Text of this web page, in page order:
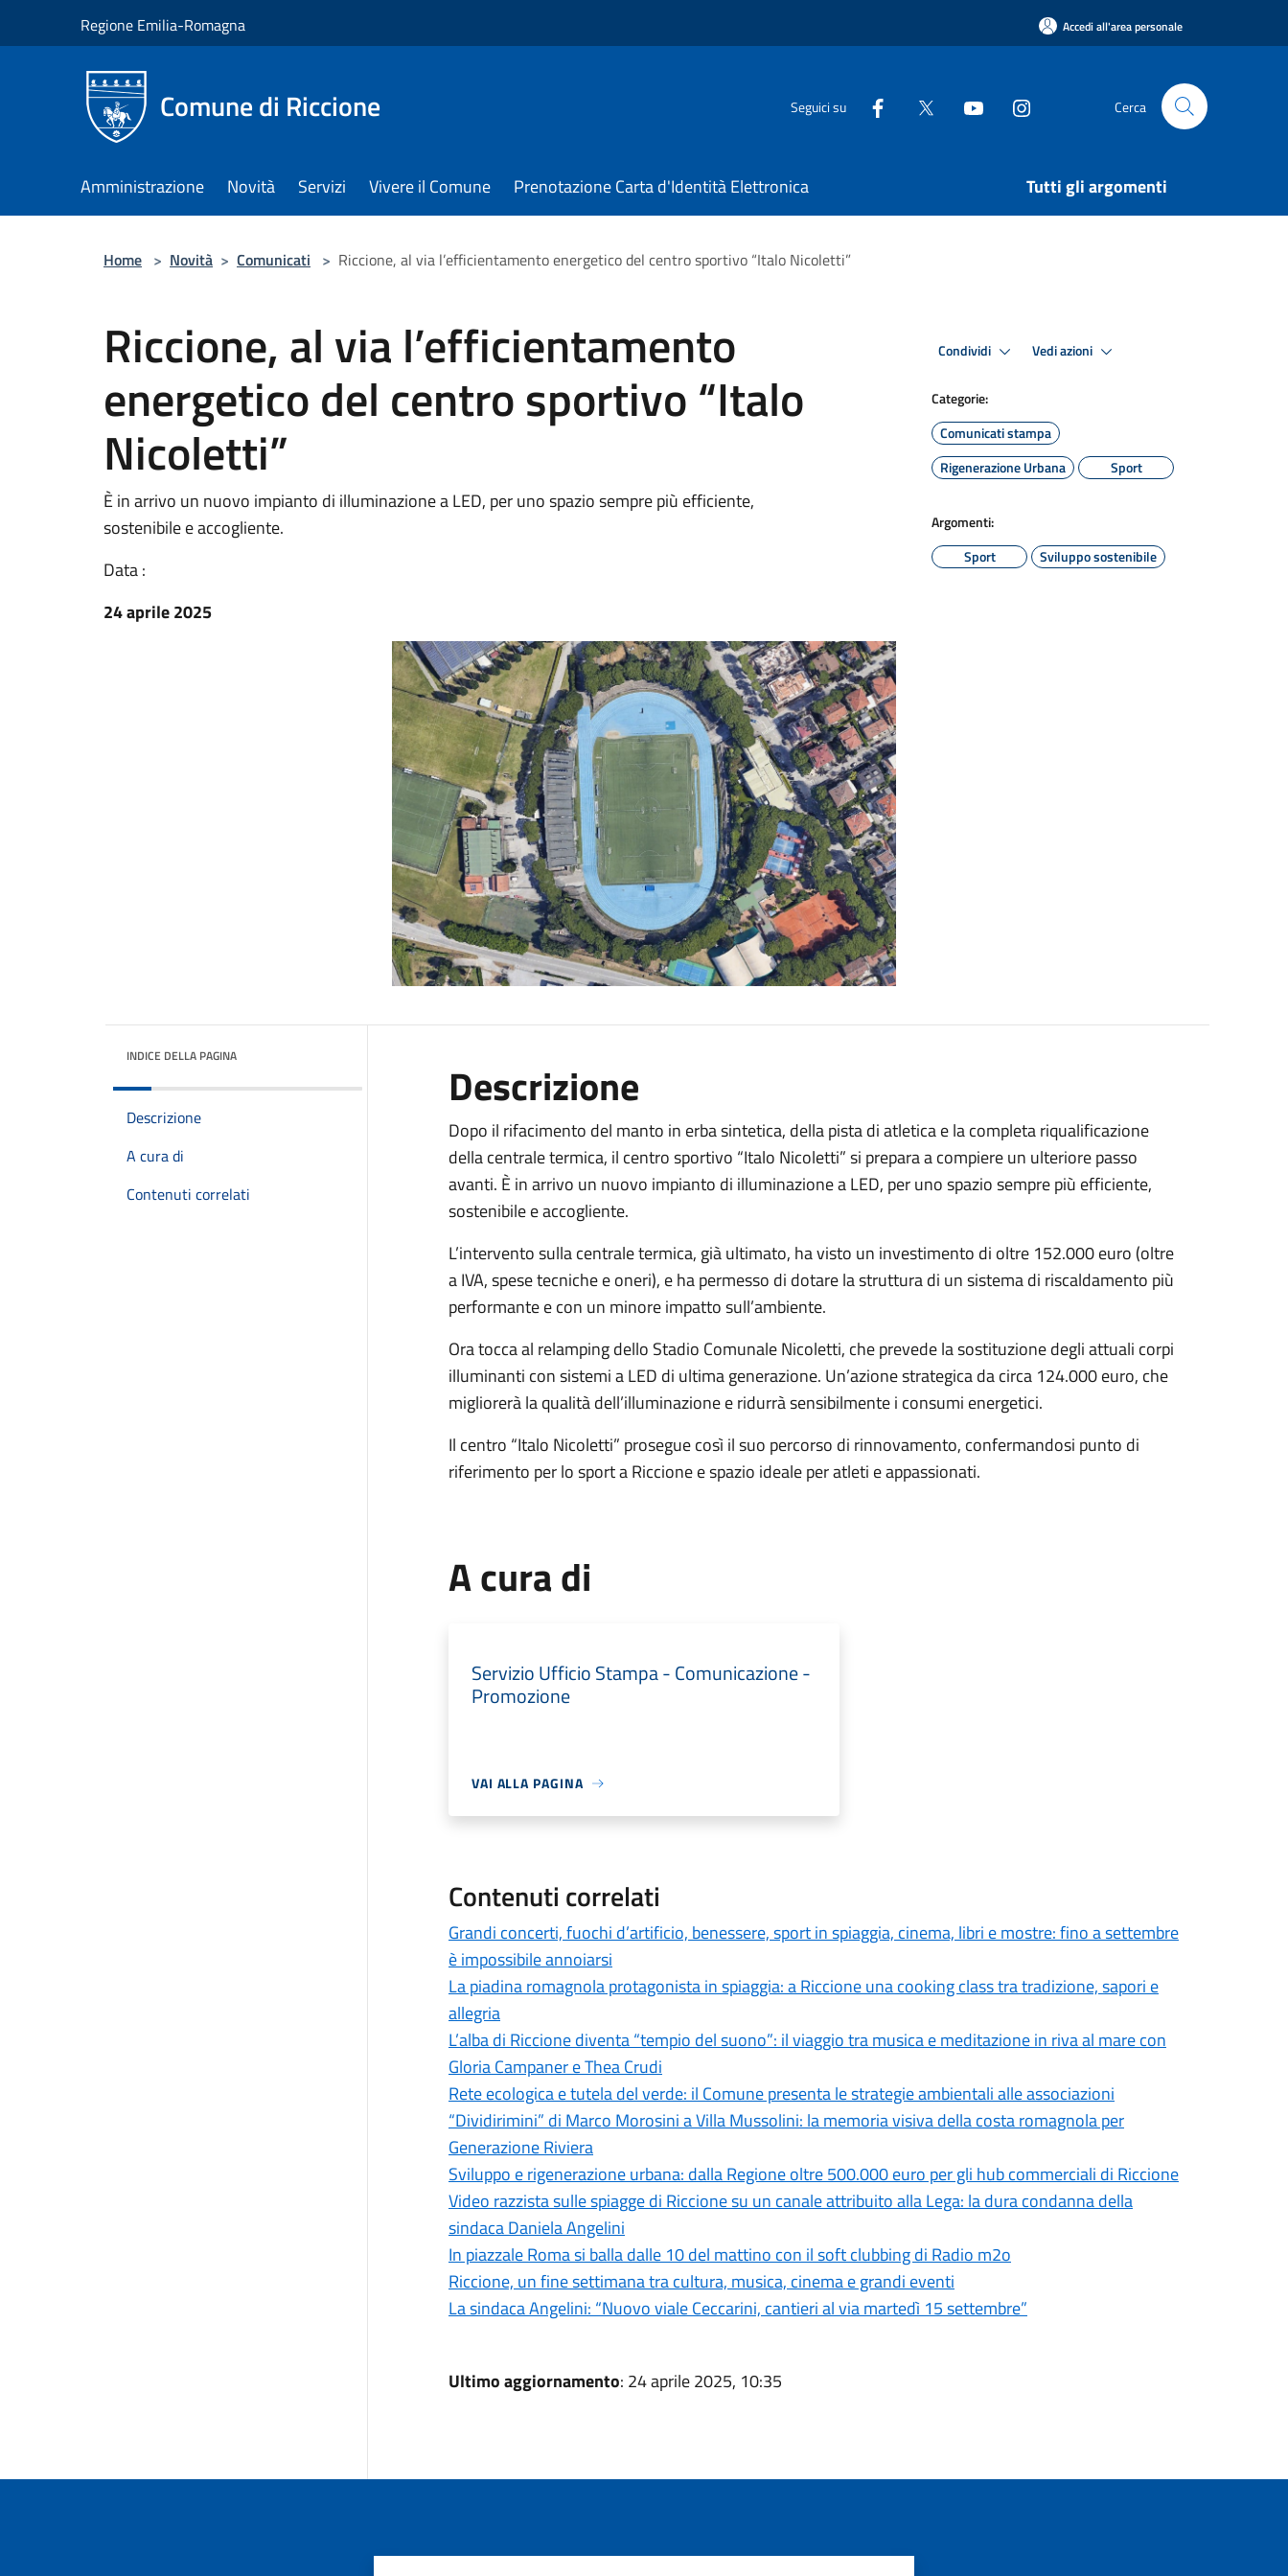
Regione Emilia-Romagna Accedi all'area personale
Comune di Riccione Seguici su Cerca
Amministrazione Novità Servizi Vivere il Comune Prenotazione Carta d'Identità Elettronica Tutti gli argomenti
Home > Novità > Comunicati > Riccione, al via l’efficientamento energetico del centro sportivo “Italo Nicoletti”
Riccione, al via l’efficientamento
energetico del centro sportivo “Italo
Nicoletti”
È in arrivo un nuovo impianto di illuminazione a LED, per uno spazio sempre più efficiente,
sostenibile e accogliente.
Data :
24 aprile 2025
Condividi Vedi azioni
Categorie:
Comunicati stampa
Rigenerazione Urbana
Sport
Argomenti:
Sport
Sviluppo sostenibile
INDICE DELLA PAGINA
Descrizione
A cura di
Contenuti correlati
Descrizione
Dopo il rifacimento del manto in erba sintetica, della pista di atletica e la completa riqualificazione
della centrale termica, il centro sportivo “Italo Nicoletti” si prepara a compiere un ulteriore passo
avanti. È in arrivo un nuovo impianto di illuminazione a LED, per uno spazio sempre più efficiente,
sostenibile e accogliente.
L’intervento sulla centrale termica, già ultimato, ha visto un investimento di oltre 152.000 euro (oltre
a IVA, spese tecniche e oneri), e ha permesso di dotare la struttura di un sistema di riscaldamento più
performante e con un minore impatto sull’ambiente.
Ora tocca al relamping dello Stadio Comunale Nicoletti, che prevede la sostituzione degli attuali corpi
illuminanti con sistemi a LED di ultima generazione. Un’azione strategica da circa 124.000 euro, che
migliorerà la qualità dell’illuminazione e ridurrà sensibilmente i consumi energetici.
Il centro “Italo Nicoletti” prosegue così il suo percorso di rinnovamento, confermandosi punto di
riferimento per lo sport a Riccione e spazio ideale per atleti e appassionati.
A cura di
Servizio Ufficio Stampa - Comunicazione -
Promozione
VAI ALLA PAGINA
Contenuti correlati
Grandi concerti, fuochi d’artificio, benessere, sport in spiaggia, cinema, libri e mostre: fino a settembre
è impossibile annoiarsi
La piadina romagnola protagonista in spiaggia: a Riccione una cooking class tra tradizione, sapori e
allegria
L’alba di Riccione diventa “tempio del suono”: il viaggio tra musica e meditazione in riva al mare con
Gloria Campaner e Thea Crudi
Rete ecologica e tutela del verde: il Comune presenta le strategie ambientali alle associazioni
“Dividirimini” di Marco Morosini a Villa Mussolini: la memoria visiva della costa romagnola per
Generazione Riviera
Sviluppo e rigenerazione urbana: dalla Regione oltre 500.000 euro per gli hub commerciali di Riccione
Video razzista sulle spiagge di Riccione su un canale attribuito alla Lega: la dura condanna della
sindaca Daniela Angelini
In piazzale Roma si balla dalle 10 del mattino con il soft clubbing di Radio m2o
Riccione, un fine settimana tra cultura, musica, cinema e grandi eventi
La sindaca Angelini: “Nuovo viale Ceccarini, cantieri al via martedì 15 settembre”
Ultimo aggiornamento: 24 aprile 2025, 10:35